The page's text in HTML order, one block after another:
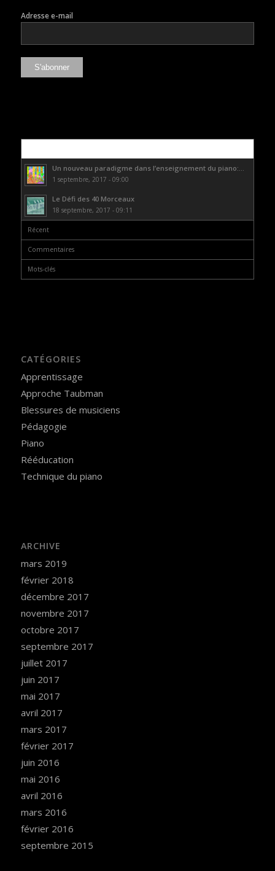
Adresse e-mail
Un nouveau paradigme dans l’enseignement du piano:...
1 septembre, 2017 - 09:00
Le Défi des 40 Morceaux
18 septembre, 2017 - 09:11
Récent
Commentaires
Mots-clés
CATÉGORIES
Apprentissage
Approche Taubman
Blessures de musiciens
Pédagogie
Piano
Rééducation
Technique du piano
ARCHIVE
mars 2019
février 2018
décembre 2017
novembre 2017
octobre 2017
septembre 2017
juillet 2017
juin 2017
mai 2017
avril 2017
mars 2017
février 2017
juin 2016
mai 2016
avril 2016
mars 2016
février 2016
septembre 2015